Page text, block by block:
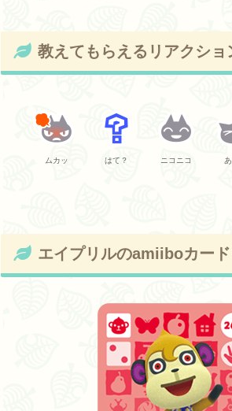
教えてもらえるリアクショ
ムカッ はて？ ニコニコ
エイプリルのamiiboカード